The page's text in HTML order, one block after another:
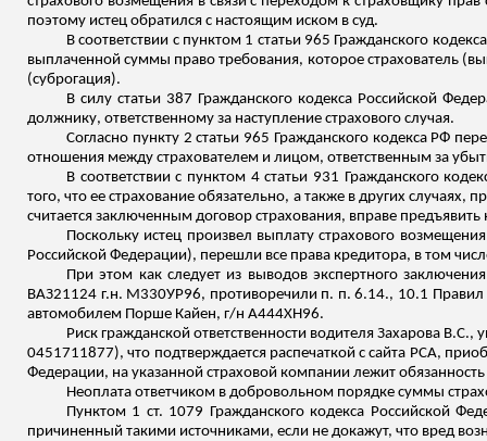
поэтому истец обратился с настоящим иском в суд.
В соответствии с пунктом 1 статьи 965 Гражданского
выплаченной суммы право требования, которое страхователь
(суброгация).
В силу статьи 387 Гражданского кодекса Российской
должнику, ответственному за наступление страхового случая.
Согласно пункту 2 статьи 965 Гражданского кодекса РФ
отношения между страхователем и лицом, ответственным за
В соответствии с пунктом 4 статьи 931 Гражданского
того, что ее страхование обязательно, а также в других
считается заключенным договор страхования, вправе
Поскольку истец произвел выплату страхового
Российской Федерации), перешли все права кредитора, в том
При этом как следует из выводов экспертного
ВАЗ21124 г.н. М330УР96, противоречили п. п. 6.14., 10.1 Правил
автомобилем Порше Кайен, г/н А444ХН96.
Риск гражданской ответственности водителя Захарова
0451711877), что подтверждается распечаткой с сайта РСА,
Федерации, на указанной страховой компании лежит
Неоплата ответчиком в добровольном порядке суммы
Пунктом 1 ст. 1079 Гражданского кодекса Российской
причиненный такими источниками, если не докажут, что вред